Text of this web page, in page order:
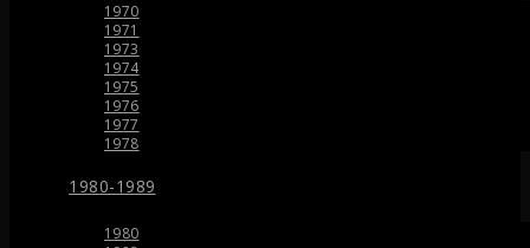
1970
1971
1973
1974
1975
1976
1977
1978
1980-1989
1980